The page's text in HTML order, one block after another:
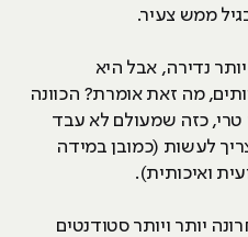
ממש צעיר.
נדירה, אבל היא
מה זאת אומרת? הכוונה
כזה שמעולם לא עבד
אותו מ-0 מה צריך לעשות (כמובן במידה
ואיכותית).
יותר ויותר סטודנטים